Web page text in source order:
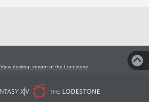
View desktop version of the Lodestone